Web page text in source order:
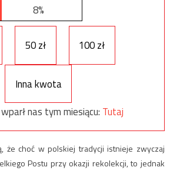
8%
50 zł 100 zł
Inna kwota
nas tym miesiącu: Tutaj
że choć w polskiej tradycji istnieje zwyczaj
Postu przy okazji rekolekcji, to jednak